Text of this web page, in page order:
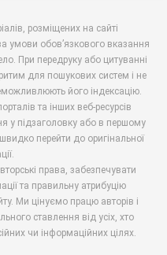
розміщених на сайті
умови обов’язкового вказання
При передруку або цитуванні
для пошукових систем і не
його індексацію.
та інших веб-ресурсів
у підзаголовку або в першому
перейти до оригінальної
права, забезпечувати
та правильну атрибуцію
Ми цінуємо працю авторів і
ставлення від усіх, хто
чи інформаційних цілях.